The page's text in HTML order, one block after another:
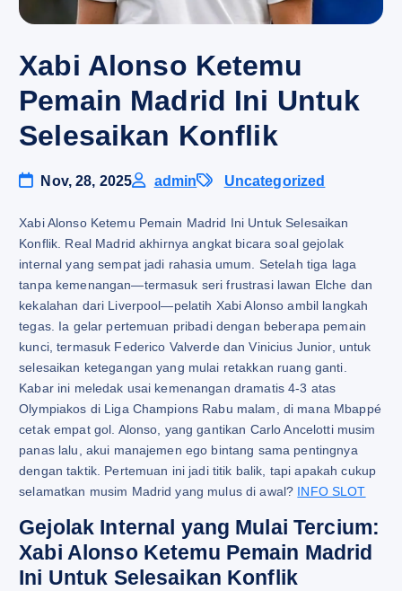
Xabi Alonso Ketemu
Pemain Madrid Ini Untuk
Selesaikan Konflik
Nov, 28, 2025 admin Uncategorized
Xabi Alonso Ketemu Pemain Madrid Ini Untuk Selesaikan
Konflik. Real Madrid akhirnya angkat bicara soal gejolak
internal yang sempat jadi rahasia umum. Setelah tiga laga
tanpa kemenangan—termasuk seri frustrasi lawan Elche dan
kekalahan dari Liverpool—pelatih Xabi Alonso ambil langkah
tegas. Ia gelar pertemuan pribadi dengan beberapa pemain
kunci, termasuk Federico Valverde dan Vinicius Junior, untuk
selesaikan ketegangan yang mulai retakkan ruang ganti.
Kabar ini meledak usai kemenangan dramatis 4-3 atas
Olympiakos di Liga Champions Rabu malam, di mana Mbappé
cetak empat gol. Alonso, yang gantikan Carlo Ancelotti musim
panas lalu, akui manajemen ego bintang sama pentingnya
dengan taktik. Pertemuan ini jadi titik balik, tapi apakah cukup
selamatkan musim Madrid yang mulus di awal? INFO SLOT
Gejolak Internal yang Mulai Tercium:
Xabi Alonso Ketemu Pemain Madrid
Ini Untuk Selesaikan Konflik